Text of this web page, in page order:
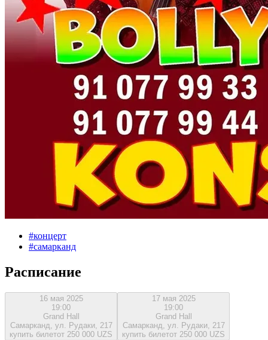
#концерт
#самарканд
Расписание
16 мая 2025
19:00
Grand Hall
Самарканд, ул. Рудаки, 217
купить билетот 250 000 UZS
17 мая 2025
19:00
Grand Hall
Самарканд, ул. Рудаки, 217
купить билетот 250 000 UZS